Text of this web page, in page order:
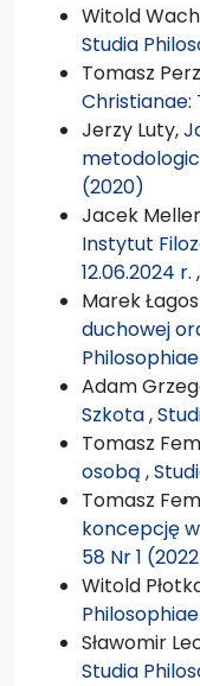
Witold
Studia
Tomasz
Christianae:
Jerzy Luty,
(2020)
Jacek
Instytut
12.06.2024 r. ,
Marek
duchowej
Adam
Szkota,
Tomasz
osobą ,
Tomasz
koncepcję
58 Nr 1
Witold
Sławomir
Studia